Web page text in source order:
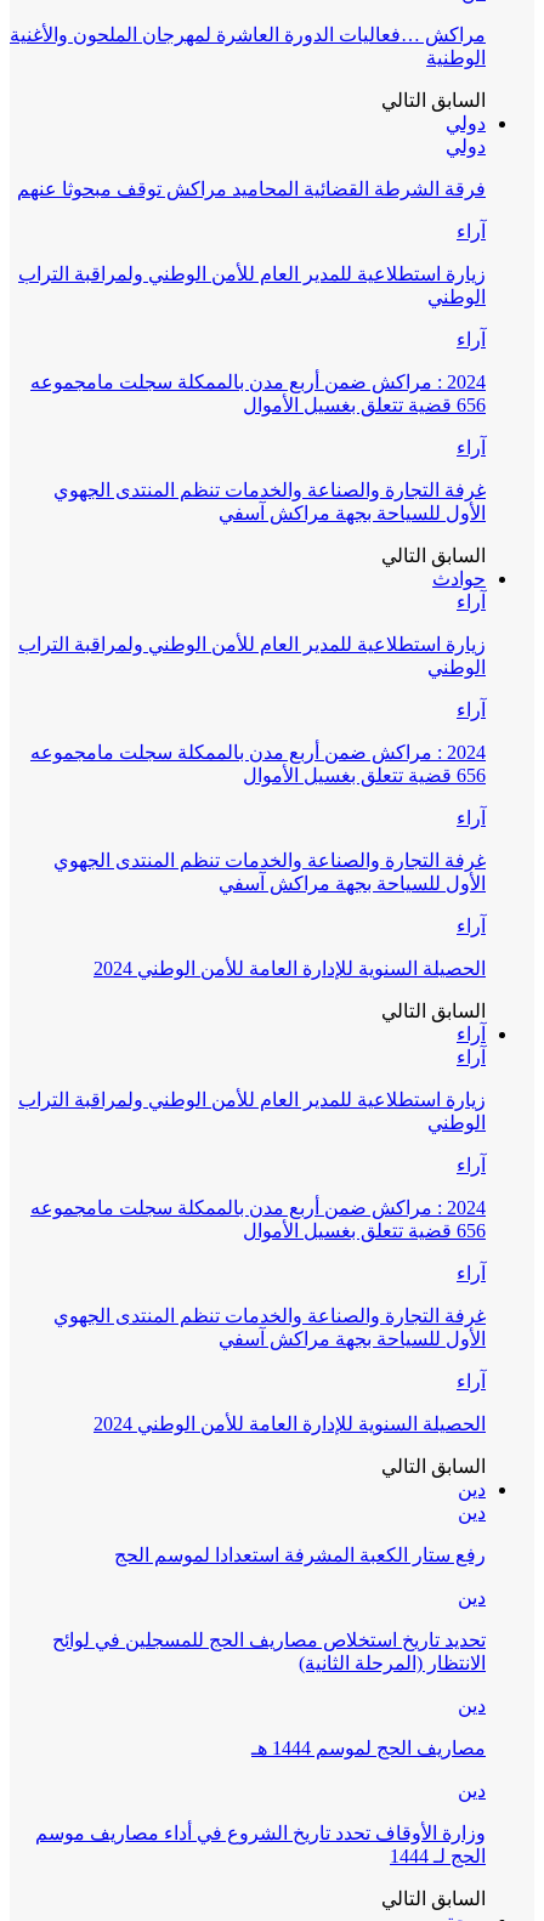
مراكش …فعاليات الدورة العاشرة لمهرجان الملحون والأغنية
الوطنية
السابقالتالي
دولي
فرقة الشرطة القضائية المحاميد مراكش توقف مبحوثا عنهم
زيارة استطلاعية للمدير العام للأمن الوطني ولمراقبة التراب
الوطني
2024 : مراكش ضمن أربع مدن بالممكلة سجلت مامجموعه
غرفة التجارة والصناعة والخدمات تنظم المنتدى الجهوي
الأول للسياحة بجهة مراكش آسفي
السابقالتالي
حوادث
زيارة استطلاعية للمدير العام للأمن الوطني ولمراقبة التراب
الوطني
2024 : مراكش ضمن أربع مدن بالممكلة سجلت مامجموعه
غرفة التجارة والصناعة والخدمات تنظم المنتدى الجهوي
الأول للسياحة بجهة مراكش آسفي
الحصيلة السنوية للإدارة العامة للأمن الوطني 2024
السابقالتالي
زيارة استطلاعية للمدير العام للأمن الوطني ولمراقبة التراب
الوطني
2024 : مراكش ضمن أربع مدن بالممكلة سجلت مامجموعه
غرفة التجارة والصناعة والخدمات تنظم المنتدى الجهوي
الأول للسياحة بجهة مراكش آسفي
الحصيلة السنوية للإدارة العامة للأمن الوطني 2024
السابقالتالي
رفع ستار الكعبة المشرفة استعدادا لموسم الحج
تحديد تاريخ استخلاص مصاريف الحج للمسجلين في لوائح
الانتظار (المرحلة الثانية)
مصاريف الحج لموسم 1444 هـ
وزارة الأوقاف تحدد تاريخ الشروع في أداء مصاريف موسم
الحج لـ 1444
السابقالتالي